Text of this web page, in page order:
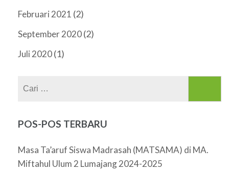
Februari 2021 (2)
September 2020(2)
Juli 2020(1)
POS-POS TERBARU
Masa Ta’aruf Siswa Madrasah (MATSAMA) di MA.
Miftahul Ulum 2 Lumajang 2024-2025